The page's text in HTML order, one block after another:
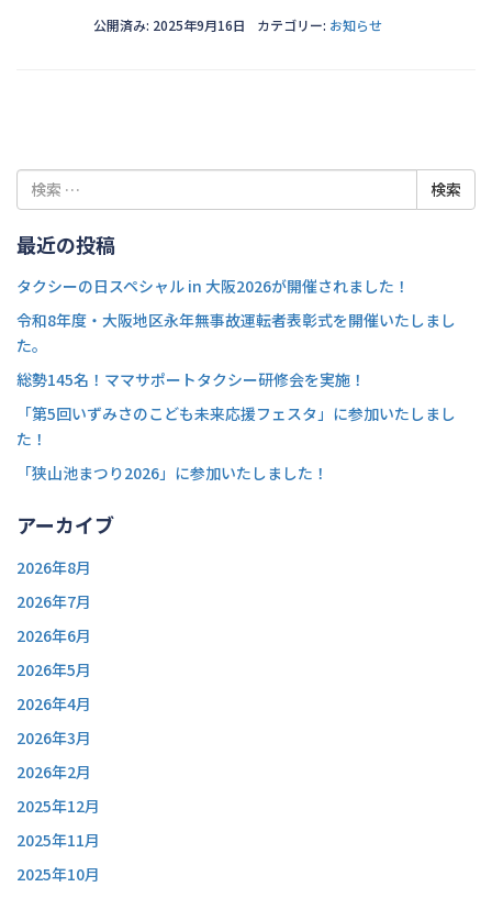
公開済み: 2025年9月16日 カテゴリー: お知らせ
索:
最近の投稿
タクシーの日スペシャル in 大阪2026が開催されました！
令和8年度・大阪地区永年無事故運転者表彰式を開催いたしまし
た。
総勢145名！ママサポートタクシー研修会を実施！
「第5回いずみさのこども未来応援フェスタ」に参加いたしまし
た！
「狭山池まつり2026」に参加いたしました！
アーカイブ
2026年8月
2026年7月
2026年6月
2026年5月
2026年4月
2026年3月
2026年2月
2025年12月
2025年11月
2025年10月